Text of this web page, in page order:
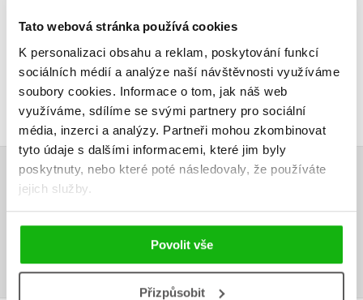
Tato webová stránka používá cookies
K personalizaci obsahu a reklam, poskytování funkcí
sociálních médií a analýze naší návštěvnosti využíváme
soubory cookies. Informace o tom, jak náš web
využíváme, sdílíme se svými partnery pro sociální
média, inzerci a analýzy. Partneři mohou zkombinovat
tyto údaje s dalšími informacemi, které jim byly
poskytnuty, nebo které poté následovaly, že používáte
jejich služby.
Povolit vše
Přizpůsobit
AUDIO